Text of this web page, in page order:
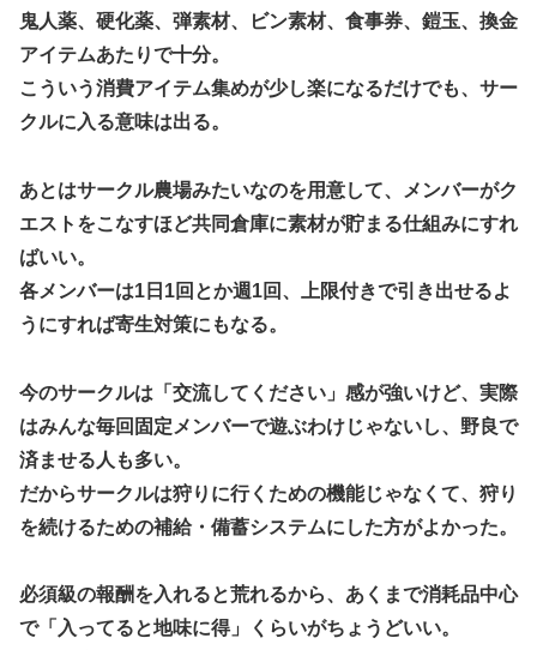
鬼人薬、硬化薬、弾素材、ビン素材、食事券、鎧玉、換金
アイテムあたりで十分。
こういう消費アイテム集めが少し楽になるだけでも、サー
クルに入る意味は出る。
あとはサークル農場みたいなのを用意して、メンバーがク
エストをこなすほど共同倉庫に素材が貯まる仕組みにすれ
ばいい。
各メンバーは1日1回とか週1回、上限付きで引き出せるよ
うにすれば寄生対策にもなる。
今のサークルは「交流してください」感が強いけど、実際
はみんな毎回固定メンバーで遊ぶわけじゃないし、野良で
済ませる人も多い。
だからサークルは狩りに行くための機能じゃなくて、狩り
を続けるための補給・備蓄システムにした方がよかった。
必須級の報酬を入れると荒れるから、あくまで消耗品中心
で「入ってると地味に得」くらいがちょうどいい。